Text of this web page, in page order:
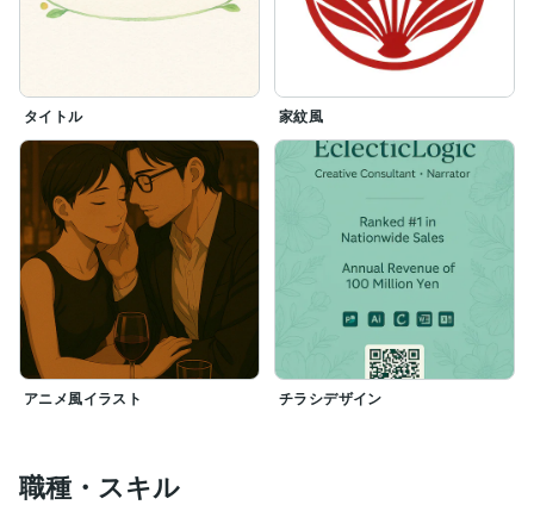
タイトル 家紋風
アニメ風イラスト チラシデザイン
職種・スキル